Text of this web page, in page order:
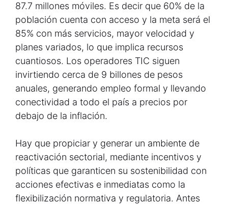
87.7 millones móviles. Es decir que 60% de la
población cuenta con acceso y la meta será el
85% con más servicios, mayor velocidad y
planes variados, lo que implica recursos
cuantiosos. Los operadores TIC siguen
invirtiendo cerca de 9 billones de pesos
anuales, generando empleo formal y llevando
conectividad a todo el país a precios por
debajo de la inflación.
Hay que propiciar y generar un ambiente de
reactivación sectorial, mediante incentivos y
políticas que garanticen su sostenibilidad con
acciones efectivas e inmediatas como la
flexibilización normativa y regulatoria. Antes